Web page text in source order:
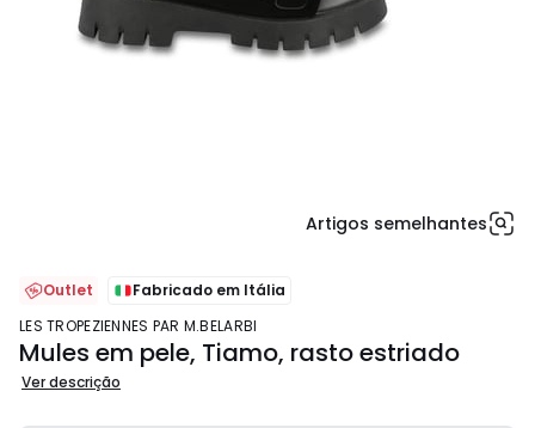
Artigos semelhantes
Outlet
Fabricado em Itália
LES TROPEZIENNES PAR M.BELARBI
Mules em pele, Tiamo, rasto estriado
Ver descrição